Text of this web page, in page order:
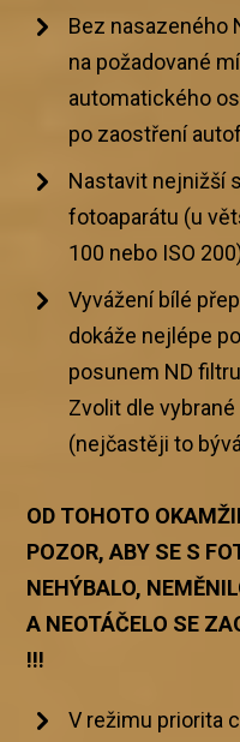
Bez nasazeného
na požadované
automatického
po zaostření
Nastavit nejnižší
fotoaparátu (u
100 nebo ISO
Vyvážení bílé
dokáže nejlépe
posunem ND
Zvolit dle
(nejčastěji to
OD TOHOTO
POZOR, ABY SE S
NEHÝBALO,
A NEOTÁČELO SE
!!!
V režimu priorita